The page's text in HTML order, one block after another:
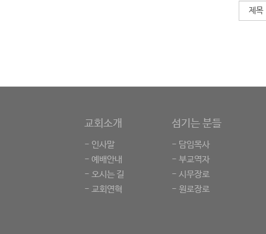
교회소개
- 인사말
- 예배안내
- 오시는 길
- 교회연혁
섬기는 분들
- 담임목사
- 부교역자
- 시무장로
- 원로장로